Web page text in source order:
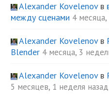
Alexander Kovelenovв
между сценами 4
Alexander Kovelenovв
Blender 4 месяца, 3
Alexander Kovelenovв
5 месяцев, 1 неделя назад